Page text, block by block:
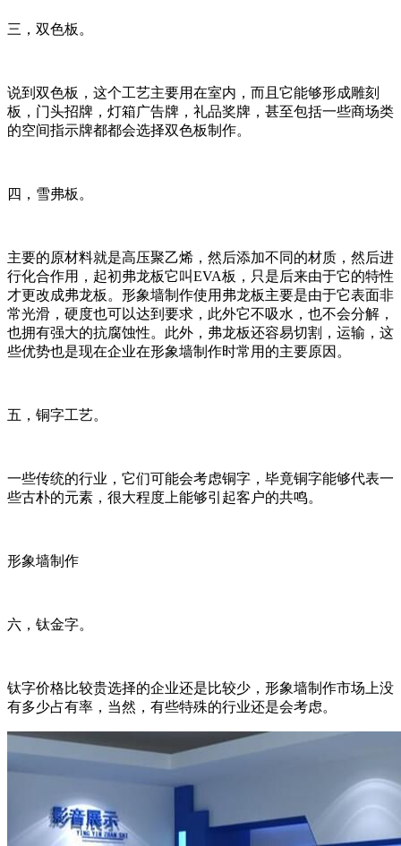
三，双色板。
说到双色板，这个工艺主要用在室内，而且它能够形成雕刻
板，门头招牌，灯箱广告牌，礼品奖牌，甚至包括一些商场类
的空间指示牌都都会选择双色板制作。
四，雪弗板。
主要的原材料就是高压聚乙烯，然后添加不同的材质，然后进
行化合作用，起初弗龙板它叫EVA板，只是后来由于它的特性
才更改成弗龙板。形象墙制作使用弗龙板主要是由于它表面非
常光滑，硬度也可以达到要求，此外它不吸水，也不会分解，
也拥有强大的抗腐蚀性。此外，弗龙板还容易切割，运输，这
些优势也是现在企业在形象墙制作时常用的主要原因。
五，铜字工艺。
一些传统的行业，它们可能会考虑铜字，毕竟铜字能够代表一
些古朴的元素，很大程度上能够引起客户的共鸣。
形象墙制作
六，钛金字。
钛字价格比较贵选择的企业还是比较少，形象墙制作市场上没
有多少占有率，当然，有些特殊的行业还是会考虑。